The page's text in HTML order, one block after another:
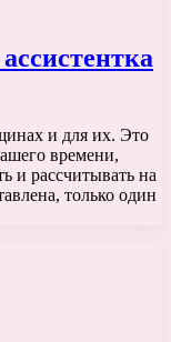
и для их. Это
времени,
и рассчитывать на
только один